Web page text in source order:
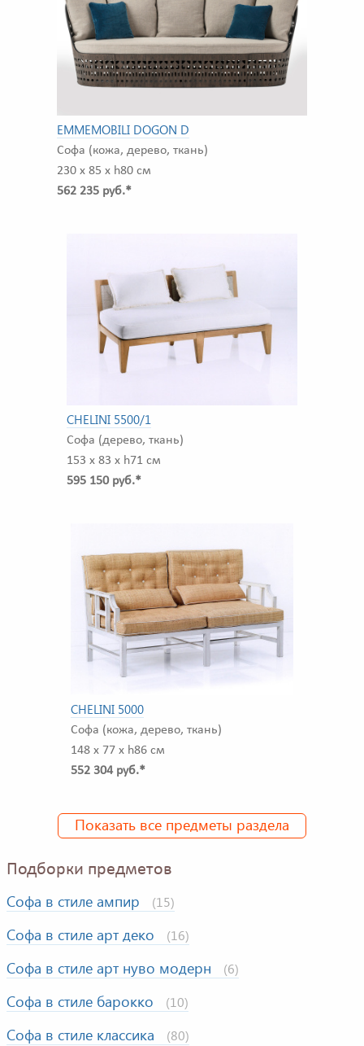
EMMEMOBILI DOGON D
Софа (кожа, дерево, ткань)
230 x 85 x h80 см
562 235 руб.*
CHELINI 5500/1
Софа (дерево, ткань)
153 x 83 x h71 см
595 150 руб.*
CHELINI 5000
Софа (кожа, дерево, ткань)
148 x 77 x h86 см
552 304 руб.*
Показать все предметы раздела
Подборки предметов
Софа в стиле ампир (15)
Софа в стиле арт деко (16)
Софа в стиле арт нуво модерн (6)
Софа в стиле барокко (10)
Софа в стиле классика (80)